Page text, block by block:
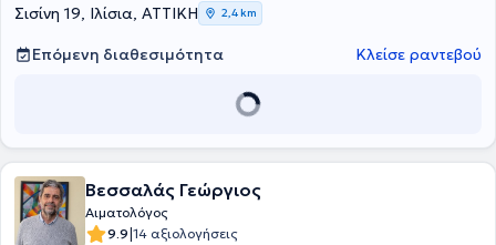
Σισίνη 19, Ιλίσια, ΑΤΤΙΚΗ 2,4 km
Επόμενη διαθεσιμότητα Κλείσε ραντεβού
Βεσσαλάς Γεώργιος
Αιματολόγος
9.9|14 αξιολογήσεις